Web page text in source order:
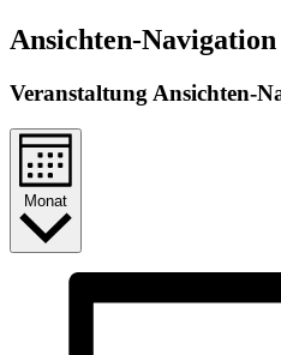
Ansichten-Navigation
Veranstaltung Ansichten-
Monat